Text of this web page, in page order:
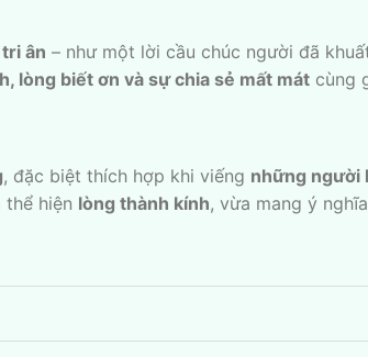
ân – như một lời cầu chúc người đã
lòng biết ơn và sự chia sẻ mất mátcùng
, đặc biệt thích hợp khi viếng những người
thể hiện lòng thành kính, vừa mang ý nghĩa